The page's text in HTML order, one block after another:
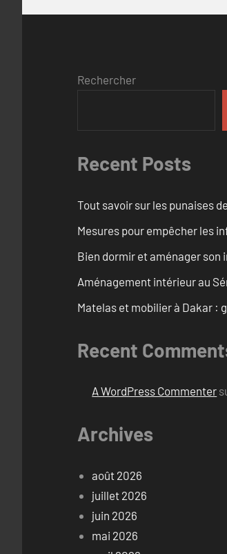
Rechercher
Recent Posts
Tout savoir sur les punaises
Mesures pour empêcher les
Bien dormir et aménager son
Aménagement intérieur au
Matelas et mobilier à Dakar :
Recent
A WordPress Commenter
Archives
août 2026
juillet 2026
juin 2026
mai 2026